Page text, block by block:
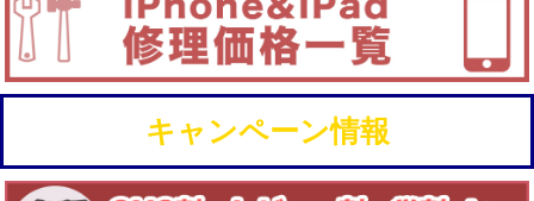
キャンペーン情報